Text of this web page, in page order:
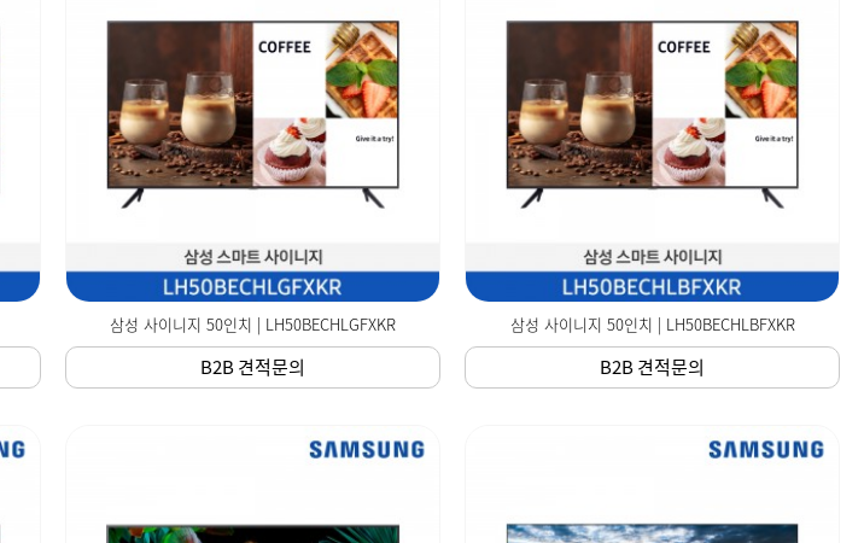
삼성 사이니지 50인치 | LH50BECHLGFXKR
B2B 견적문의
삼성 사이니지 50인치 | LH50BECHLBFXKR
B2B 견적문의